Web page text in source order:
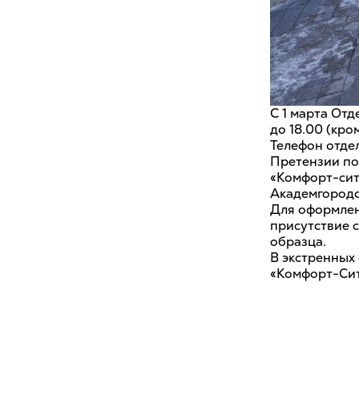
С 1 марта
до 18.00
Телефон
Претензии
«Комфорт-
Для
присутствие
образца.
В
«Комфорт-